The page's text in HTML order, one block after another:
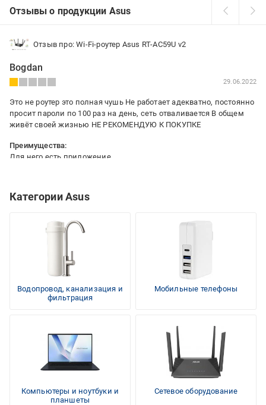
Отзывы о продукции Asus
Отзыв про: Wi-Fi-роутер Asus RT-AC59U v2
Bogdan
29.06.2022
Это не роутер это полная чушь Не работает адекватно, постоянно
просит пароли по 100 раз на день, сеть отваливается В общем
живёт своей жизнью НЕ РЕКОМЕНДУЮ К ПОКУПКЕ
Преимущества:
Для него есть приложение
Категории Asus
Водопровод, канализация и
фильтрация
Мобильные телефоны
Компьютеры и ноутбуки и
планшеты
Сетевое оборудование